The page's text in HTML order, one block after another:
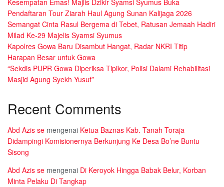
Pendaftaran Tour Ziarah Haul Agung Sunan Kalijaga 2026
Semangat Cinta Rasul Bergema di Tebet, Ratusan Jemaah Hadiri
Milad Ke-29 Majelis Syamsi Syumus
Kapolres Gowa Baru Disambut Hangat, Radar NKRI Titip
Harapan Besar untuk Gowa
“Sekdis PUPR Gowa Diperiksa Tipikor, Polisi Dalami Rehabilitasi
Masjid Agung Syekh Yusuf”
Recent Comments
Abd Azis se mengenai Ketua Baznas Kab. Tanah Toraja
Didampingi Komisionernya Berkunjung Ke Desa Bo’ne Buntu
Sisong
Abd Azis se mengenai Di Keroyok Hingga Babak Belur, Korban
Minta Pelaku Di Tangkap